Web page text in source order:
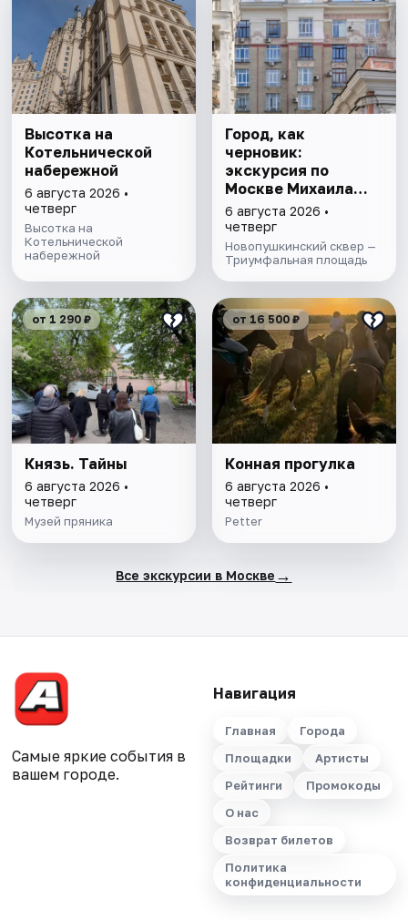
Высотка на
Котельнической
набережной
6 августа 2026 •
четверг
Высотка на
Котельнической
набережной
Город, как
черновик:
экскурсия по
Москве Михаила
Булгакова
6 августа 2026 •
четверг
Новопушкинский сквер —
Триумфальная площадь
от 1 290 ₽
Князь. Тайны
6 августа 2026 •
четверг
Музей пряника
от 16 500 ₽
Конная прогулка
6 августа 2026 •
четверг
Petter
Все экскурсии в Москве →
Самые яркие события в
вашем городе.
Навигация
Главная
Города
Площадки
Артисты
Рейтинги
Промокоды
О нас
Возврат билетов
Политика
конфиденциальности